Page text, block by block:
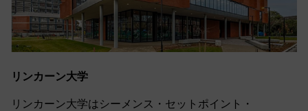
リンカーン大学
リンカーン大学はシーメンス・セットポイント・